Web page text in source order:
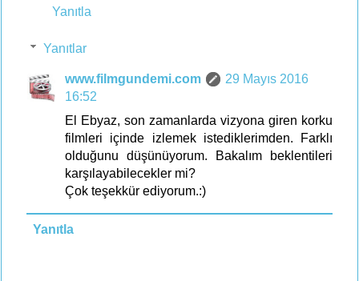
Yanıtla
Yanıtlar
www.filmgundemi.com
29 Mayıs 2016
16:52
El Ebyaz, son zamanlarda vizyona giren korku
filmleri içinde izlemek istediklerimden. Farklı
olduğunu düşünüyorum. Bakalım beklentileri
karşılayabilecekler mi?
Çok teşekkür ediyorum.:)
Yanıtla